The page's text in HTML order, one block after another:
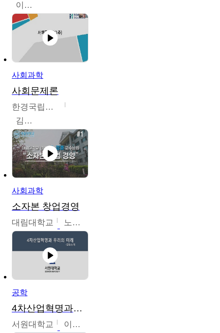
이홍민
사회과학
사회문제론
한경국립대학교
김구민
사회과학
소자본 창업경영
대림대학교 노경호
공학
4차산업혁명과우리의미래
서원대학교 이병권